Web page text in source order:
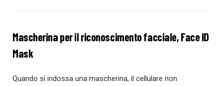
Mascherina per il riconoscimento facciale, Face ID
Mask
Quando si indossa una mascherina, il cellulare non